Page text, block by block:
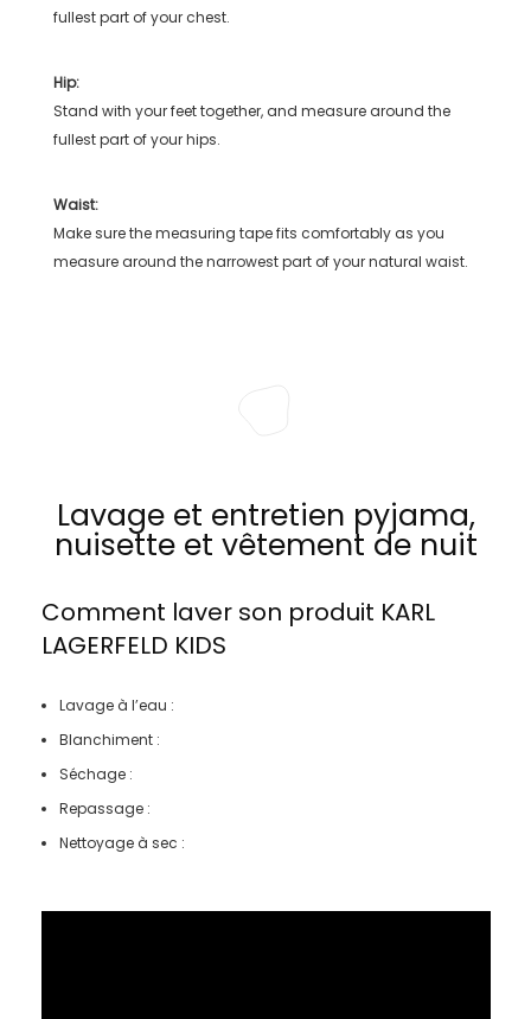
fullest part of your chest.
Hip:
Stand with your feet together, and measure around the
fullest part of your hips.
Waist:
Make sure the measuring tape fits comfortably as you
measure around the narrowest part of your natural waist.
Lavage et entretien pyjama,
nuisette et vêtement de nuit
Comment laver son produit KARL
LAGERFELD KIDS
Lavage à l’eau :
Blanchiment :
Séchage :
Repassage :
Nettoyage à sec :